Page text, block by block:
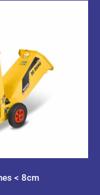
< 8cm